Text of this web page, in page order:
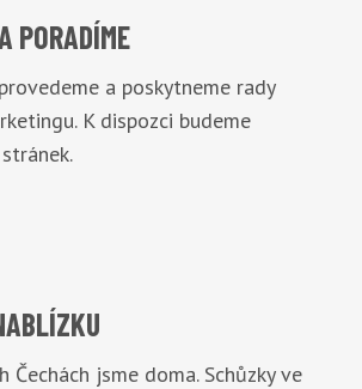
PORADÍME
a poskytneme rady
K dispozci budeme
Čechách jsme doma. Schůzky ve